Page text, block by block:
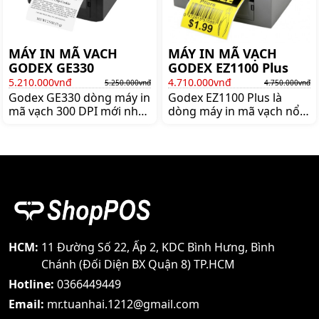
MÁY IN MÃ VACH
GODEX GE330
5.210.000vnđ 5.250.000vnđ
Godex GE330 dòng máy in
mã vạch 300 DPI mới nhất
Godex GE330 chính hãng
MÁY IN MÃ VẠCH
GODEX EZ1100 Plus
4.710.000vnđ 4.750.000vnđ
Godex EZ1100 Plus là
dòng máy in mã vạch nổi
thiện, dễ sử dụng và giá
HCM: 11 Đường Số 22, Ấp 2, KDC Bình Hưng, Bình
Chánh (Đối Diện BX Quận 8) TP.HCM
Hotline: 0366449449
Email: mr.tuanhai.1212@gmail.com